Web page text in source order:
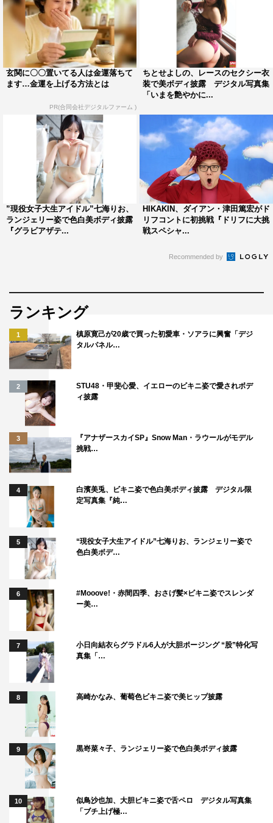
玄関に〇〇置いてる人は金運落ちて
ます…金運を上げる方法とは
PR(合同会社デジタルファーム )
ちとせよしの、レースのセクシー衣
装で美ボディ披露 デジタル写真集
「いまを艶やかに...
”現役女子大生アイドル”七海りお、
ランジェリー姿で色白美ボディ披露
『グラビアザテ...
HIKAKIN、ダイアン・津田篤宏がド
リフコントに初挑戦『ドリフに大挑
戦スペシャ...
Recommended by
ランキング
1
槙原寛己が20歳で買った初愛車・ソアラに興奮「デジ
タルパネル…
2
STU48・甲斐心愛、イエローのビキニ姿で愛されボデ
ィ披露
3
『アナザースカイSP』Snow Man・ラウールがモデル
挑戦…
4
白濱美兎、ビキニ姿で色白美ボディ披露 デジタル限
定写真集『純…
5
“現役女子大生アイドル”七海りお、ランジェリー姿で
色白美ボデ…
6
#Mooove!・赤間四季、おさげ髪×ビキニ姿でスレンダ
ー美…
7
小日向結衣らグラドル6人が大胆ポージング “股”特化写
真集「…
8 高崎かなみ、葡萄色ビキニ姿で美ヒップ披露
9 黒嵜菜々子、ランジェリー姿で色白美ボディ披露
10
似鳥沙也加、大胆ビキニ姿で舌ペロ デジタル写真集
「ブチ上げ極…